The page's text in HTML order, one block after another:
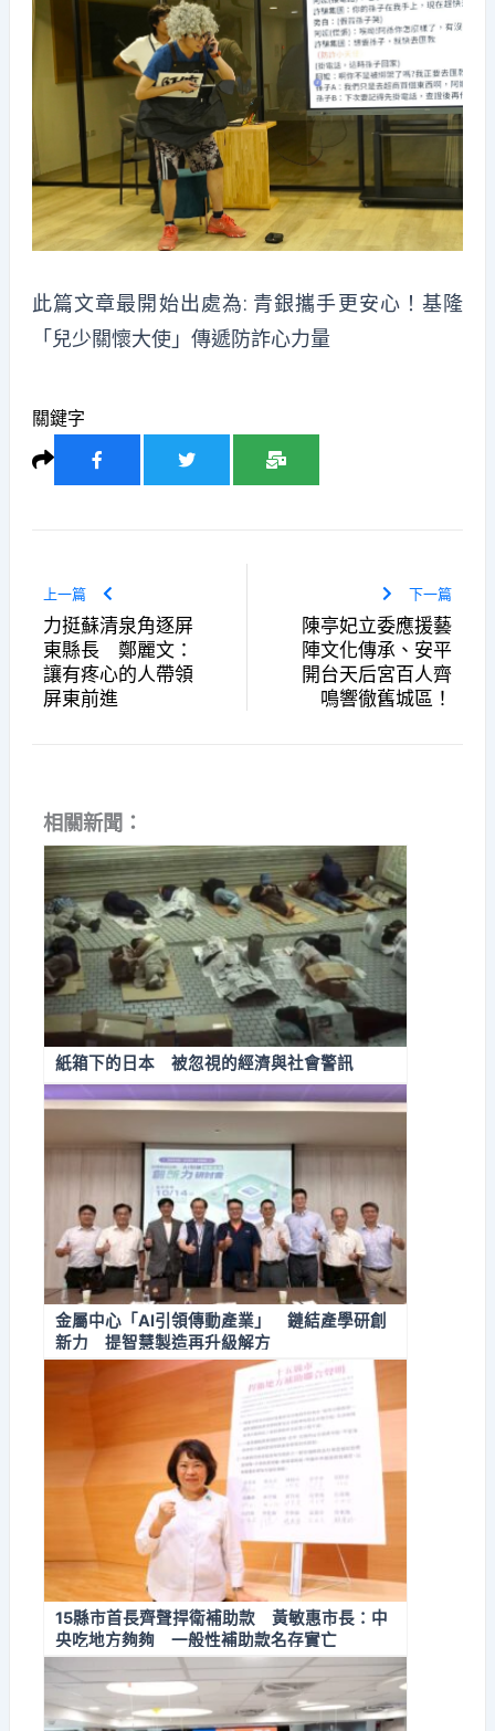
此篇文章最開始出處為: 青銀攜手更安心！基隆
「兒少關懷大使」傳遞防詐心力量
關鍵字
上一篇
力挺蘇清泉角逐屏
東縣長 鄭麗文：
讓有疼心的人帶領
屏東前進
下一篇
陳亭妃立委應援藝
陣文化傳承、安平
開台天后宮百人齊
鳴響徹舊城區！
相關新聞：
紙箱下的日本 被忽視的經濟與社會警訊
金屬中心「AI引領傳動產業」 鏈結產學研創
新力 提智慧製造再升級解方
15縣市首長齊聲捍衛補助款 黃敏惠市長：中
央吃地方夠夠 一般性補助款名存實亡